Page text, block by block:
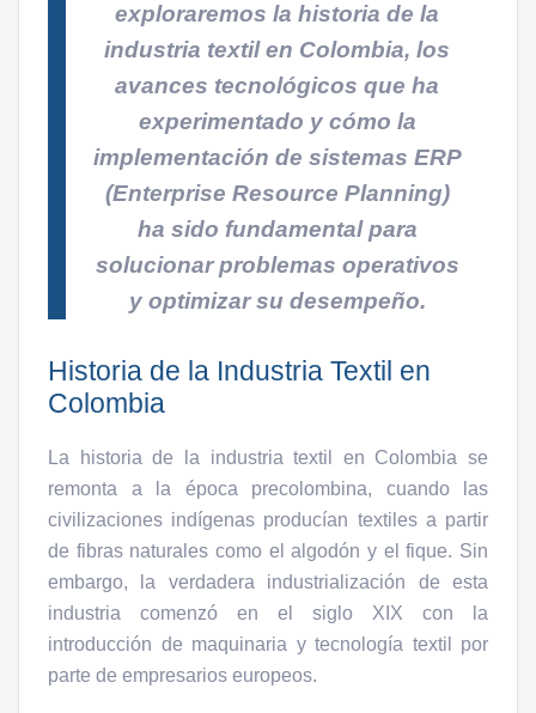
exploraremos la historia de la
industria textil en Colombia, los
avances tecnológicos que ha
experimentado y cómo la
implementación de sistemas ERP
(Enterprise Resource Planning)
ha sido fundamental para
solucionar problemas operativos
y optimizar su desempeño.
Historia de la Industria Textil en
Colombia
La historia de la industria textil en Colombia se
remonta a la época precolombina, cuando las
civilizaciones indígenas producían textiles a partir
de fibras naturales como el algodón y el fique. Sin
embargo, la verdadera industrialización de esta
industria comenzó en el siglo XIX con la
introducción de maquinaria y tecnología textil por
parte de empresarios europeos.